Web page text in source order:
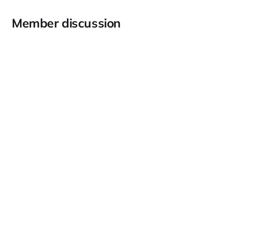
Member discussion